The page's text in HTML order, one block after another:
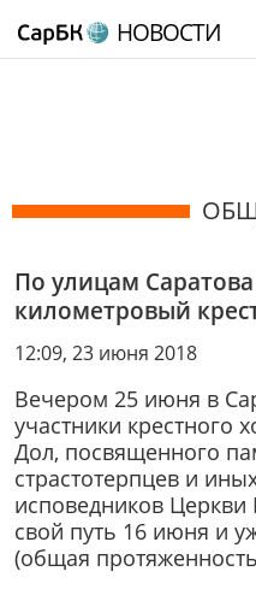
НОВОСТИ
По улицам
километровый
12:09, 23 июня 2018
Вечером 25 июня в
участники крестного
Дол, посвященного
страстотерпцев и
исповедников
свой путь 16 июня и
(общая